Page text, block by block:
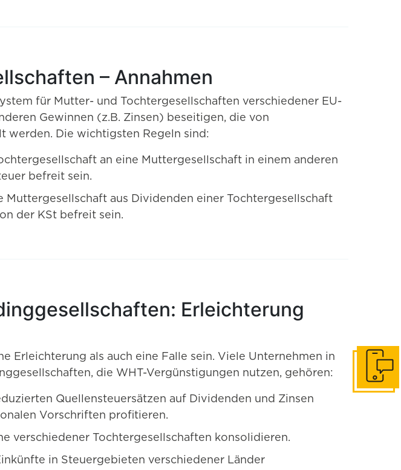
– Annahmen
für Mutter- und Tochtergesellschaften verschiedener EU-
Gewinnen (z.B. Zinsen) beseitigen, die von
werden. Die wichtigsten Regeln sind:
an eine Muttergesellschaft in einem anderen
befreit sein.
Muttergesellschaft aus Dividenden einer Tochtergesellschaft
der KSt befreit sein.
Erleichterung
als auch eine Falle sein. Viele Unternehmen in
die WHT-Vergünstigungen nutzen, gehören:
Quellensteuersätzen auf Dividenden und Zinsen
Vorschriften profitieren.
verschiedener Tochtergesellschaften konsolidieren.
in Steuergebieten verschiedener Länder
In